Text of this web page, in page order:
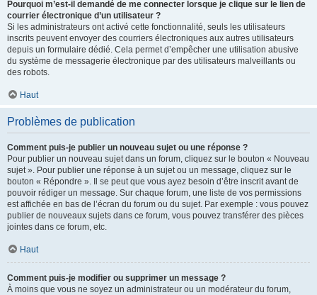
Pourquoi m’est-il demandé de me connecter lorsque je clique sur le lien de
courrier électronique d’un utilisateur ?
Si les administrateurs ont activé cette fonctionnalité, seuls les utilisateurs
inscrits peuvent envoyer des courriers électroniques aux autres utilisateurs
depuis un formulaire dédié. Cela permet d’empêcher une utilisation abusive
du système de messagerie électronique par des utilisateurs malveillants ou
des robots.
Haut
Problèmes de publication
Comment puis-je publier un nouveau sujet ou une réponse ?
Pour publier un nouveau sujet dans un forum, cliquez sur le bouton « Nouveau
sujet ». Pour publier une réponse à un sujet ou un message, cliquez sur le
bouton « Répondre ». Il se peut que vous ayez besoin d’être inscrit avant de
pouvoir rédiger un message. Sur chaque forum, une liste de vos permissions
est affichée en bas de l’écran du forum ou du sujet. Par exemple : vous pouvez
publier de nouveaux sujets dans ce forum, vous pouvez transférer des pièces
jointes dans ce forum, etc.
Haut
Comment puis-je modifier ou supprimer un message ?
À moins que vous ne soyez un administrateur ou un modérateur du forum,